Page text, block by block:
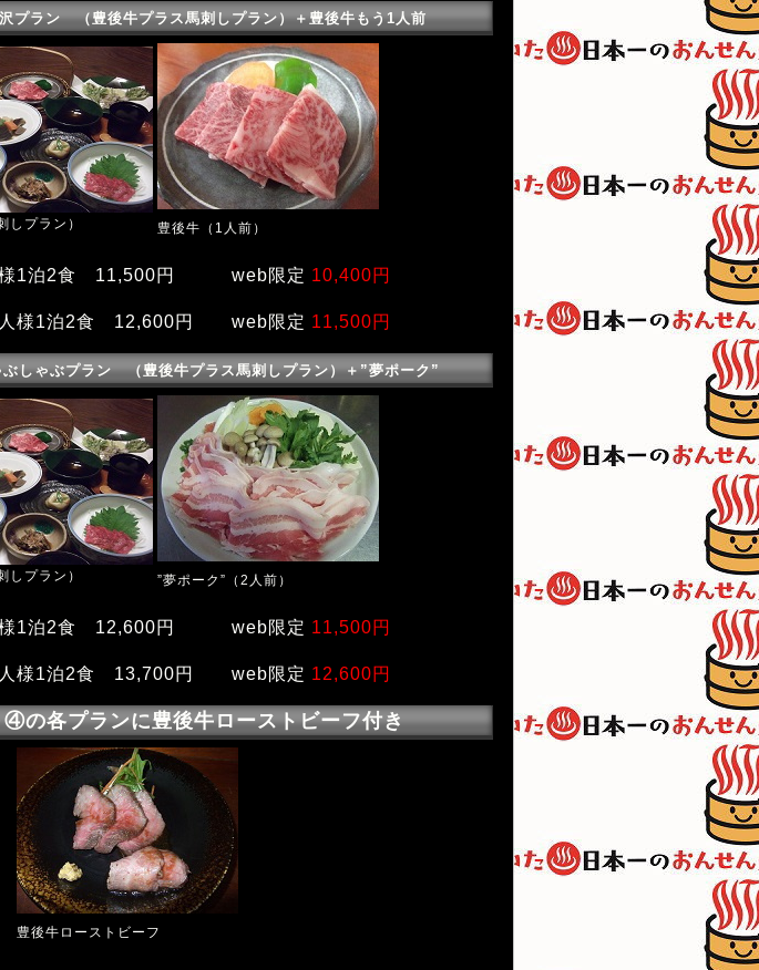
ラン （豊後牛プラス馬刺しプラン）＋豊後牛もう1人前
しプラン） 豊後牛（1人前）
様1泊2食 11,500円 web限定 10,400円
様1泊2食 12,600円 web限定 11,500円
しゃぶプラン （豊後牛プラス馬刺しプラン）＋”夢ポーク”
しプラン） ”夢ポーク”（2人前）
様1泊2食 12,600円 web限定 11,500円
様1泊2食 13,700円 web限定 12,600円
各プランに豊後牛ローストビーフ付き
豊後牛ローストビーフ